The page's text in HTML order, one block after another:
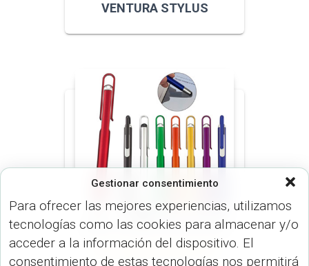
Gestionar consentimiento
Para ofrecer las mejores experiencias, utilizamos
tecnologías como las cookies para almacenar y/o
acceder a la información del dispositivo. El
consentimiento de estas tecnologías nos permitirá
VENTURA STYLUS
LÍNEA ECONÓMICA (BOLÍGRAFO)